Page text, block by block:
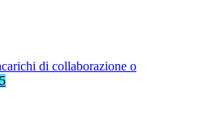
di collaborazione o
5